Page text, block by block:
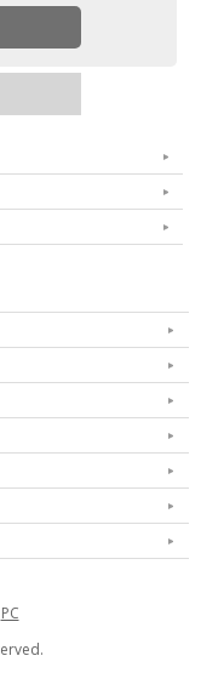
PC